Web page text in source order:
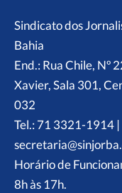
Sindicato dos
Bahia
End.: Rua Chile, Nº
Xavier, Sala 301,
032
Tel.: 71 3321-1914
Horário de
8h às 17h.